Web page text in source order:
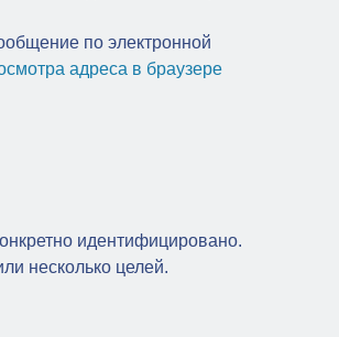
по электронной
адреса в браузере
идентифицировано.
несколько целей.